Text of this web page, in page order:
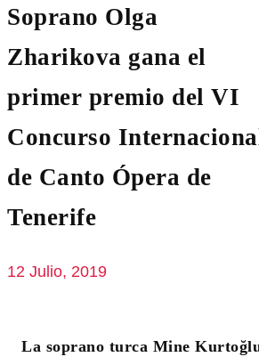
Soprano Olga
Zharikova gana el
primer premio del VI
Concurso
de Canto Ópera de
Tenerife
12 Julio, 2019
La soprano turca Mine